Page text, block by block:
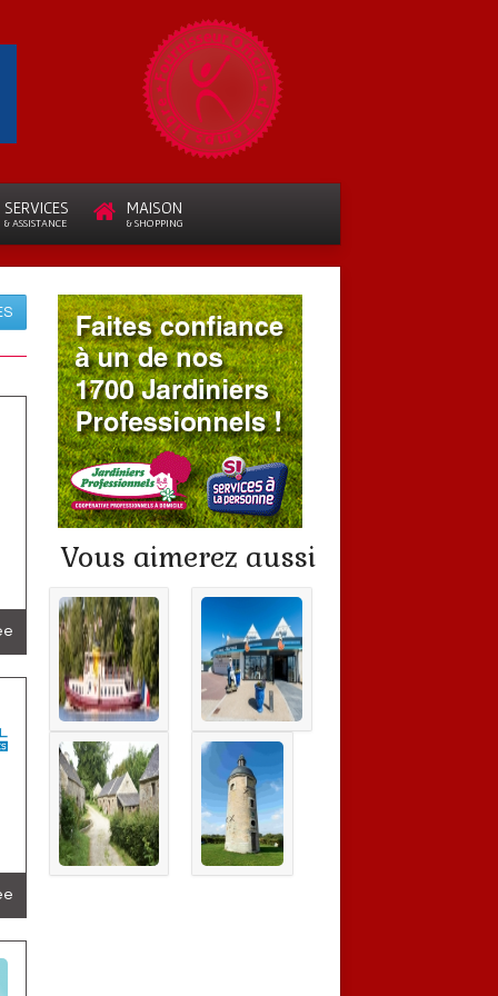
SERVICES
& ASSISTANCE
MAISON
& SHOPPING
Vous aimerez aussi